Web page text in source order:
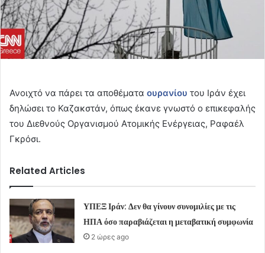
Ανοιχτό να πάρει τα αποθέματα ουρανίου του Ιράν έχει
δηλώσει το Καζακστάν, όπως έκανε γνωστό ο επικεφαλής
του Διεθνούς Οργανισμού Ατομικής Ενέργειας, Ραφαέλ
Γκρόσι.
Related Articles
ΥΠΕΞ Ιράν: Δεν θα γίνουν συνομιλίες με τις
ΗΠΑ όσο παραβιάζεται η μεταβατική συμφωνία
2 ώρες ago